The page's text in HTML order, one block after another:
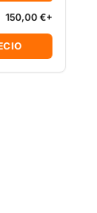
150,00 €+